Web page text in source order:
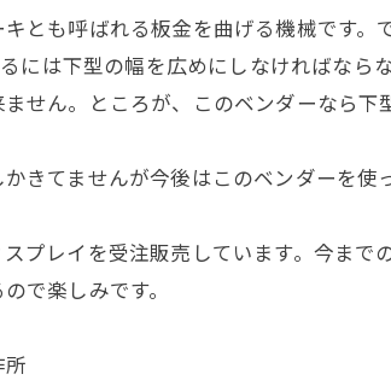
とも呼ばれる板金を曲げる機械です。
には下型の幅を広めにしなければなら
せん。ところが、このベンダーなら下
きてませんが今後はこのベンダーを使
プレイを受注販売しています。今ま
で楽しみです。